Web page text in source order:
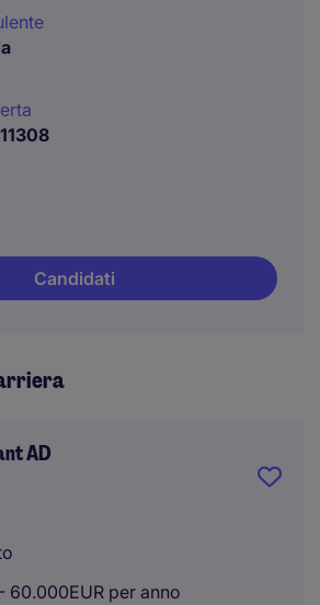
Candidati
AD
60.000EUR per anno